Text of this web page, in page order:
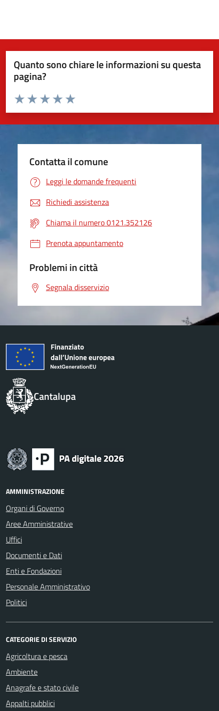
Quanto sono chiare le informazioni su questa
pagina?
Valuta da 1 a 5 stelle la pagina
Valuta 5 stelle su 5
Valuta 4 stelle su 5
Valuta 3 stelle su 5
Valuta 2 stelle su 5
Valuta 1 stelle su 5
Contatta il comune
Leggi le domande frequenti
Richiedi assistenza
Chiama il numero 0121.352126
Prenota appuntamento
Problemi in città
Segnala disservizio
Cantalupa
AMMINISTRAZIONE
Organi di Governo
Aree Amministrative
Uffici
Documenti e Dati
Enti e Fondazioni
Personale Amministrativo
Politici
CATEGORIE DI SERVIZIO
Agricoltura e pesca
Ambiente
Anagrafe e stato civile
Appalti pubblici